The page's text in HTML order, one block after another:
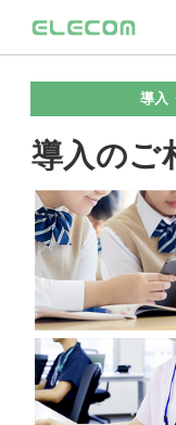
導入
導入のご